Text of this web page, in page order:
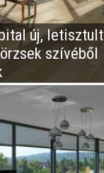
új, letisztult
szívéből